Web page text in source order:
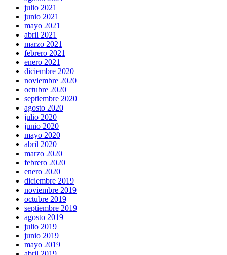
julio 2021
junio 2021
mayo 2021
abril 2021
marzo 2021
febrero 2021
enero 2021
diciembre 2020
noviembre 2020
octubre 2020
septiembre 2020
agosto 2020
julio 2020
junio 2020
mayo 2020
abril 2020
marzo 2020
febrero 2020
enero 2020
diciembre 2019
noviembre 2019
octubre 2019
septiembre 2019
agosto 2019
julio 2019
junio 2019
mayo 2019